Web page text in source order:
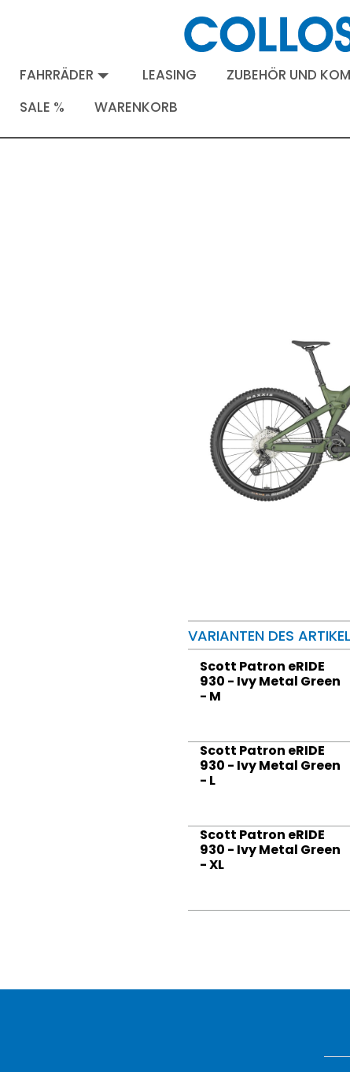
FAHRRÄDER LEASING ZUBEHÖR UND
SALE %
WARENKORB
VARIANTEN DES
Scott Patron eRIDE
930 - Ivy Metal Green
- M
Scott Patron eRIDE
930 - Ivy Metal Green
- L
Scott Patron eRIDE
930 - Ivy Metal Green
- XL